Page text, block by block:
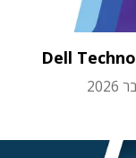
Dell